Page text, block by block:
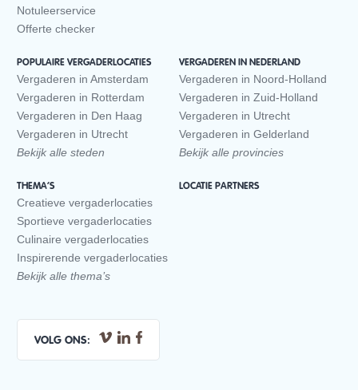
Notuleerservice
Offerte checker
POPULAIRE VERGADERLOCATIES
Vergaderen in Amsterdam
Vergaderen in Rotterdam
Vergaderen in Den Haag
Vergaderen in Utrecht
Bekijk alle steden
VERGADEREN IN NEDERLAND
Vergaderen in Noord-Holland
Vergaderen in Zuid-Holland
Vergaderen in Utrecht
Vergaderen in Gelderland
Bekijk alle provincies
THEMA’S
Creatieve vergaderlocaties
Sportieve vergaderlocaties
Culinaire vergaderlocaties
Inspirerende vergaderlocaties
Bekijk alle thema’s
LOCATIE PARTNERS
VOLG ONS: